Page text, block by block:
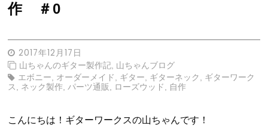
作 ＃0
2017年12月17日
山ちゃんのギター製作記 山ちゃんブログ
エボニー, オーダーメイド , ギター, ギターネック , ギターワーク
ス , ネック製作,パーツ通販 , ローズウッド , 自作
こんにちは！ギターワークスの山ちゃんです！